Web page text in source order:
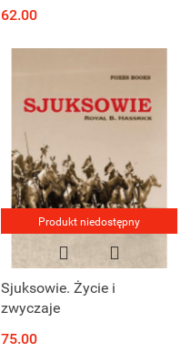
62.00
Produkt niedostępny
Sjuksowie. Życie i
zwyczaje
75.00